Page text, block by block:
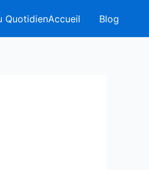
QuotidienAccueil Blog